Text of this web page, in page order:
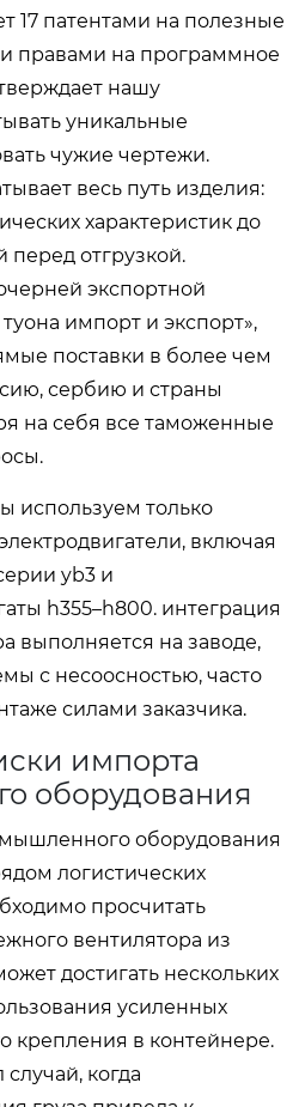
17 патентами на полезные
правами на программное
нашу
уникальные
чужие чертежи.
весь путь изделия:
характеристик до
отгрузкой.
экспортной
импорт и экспорт»,
поставки в более чем
сербию и страны
на себя все таможенные
используем только
включая
yb3 и
h355–h800. интеграция
выполняется на заводе,
с несоосностью, часто
силами заказчика.
импорта
оборудования
оборудования
логистических
просчитать
вентилятора из
достигать нескольких
усиленных
крепления в контейнере.
когда